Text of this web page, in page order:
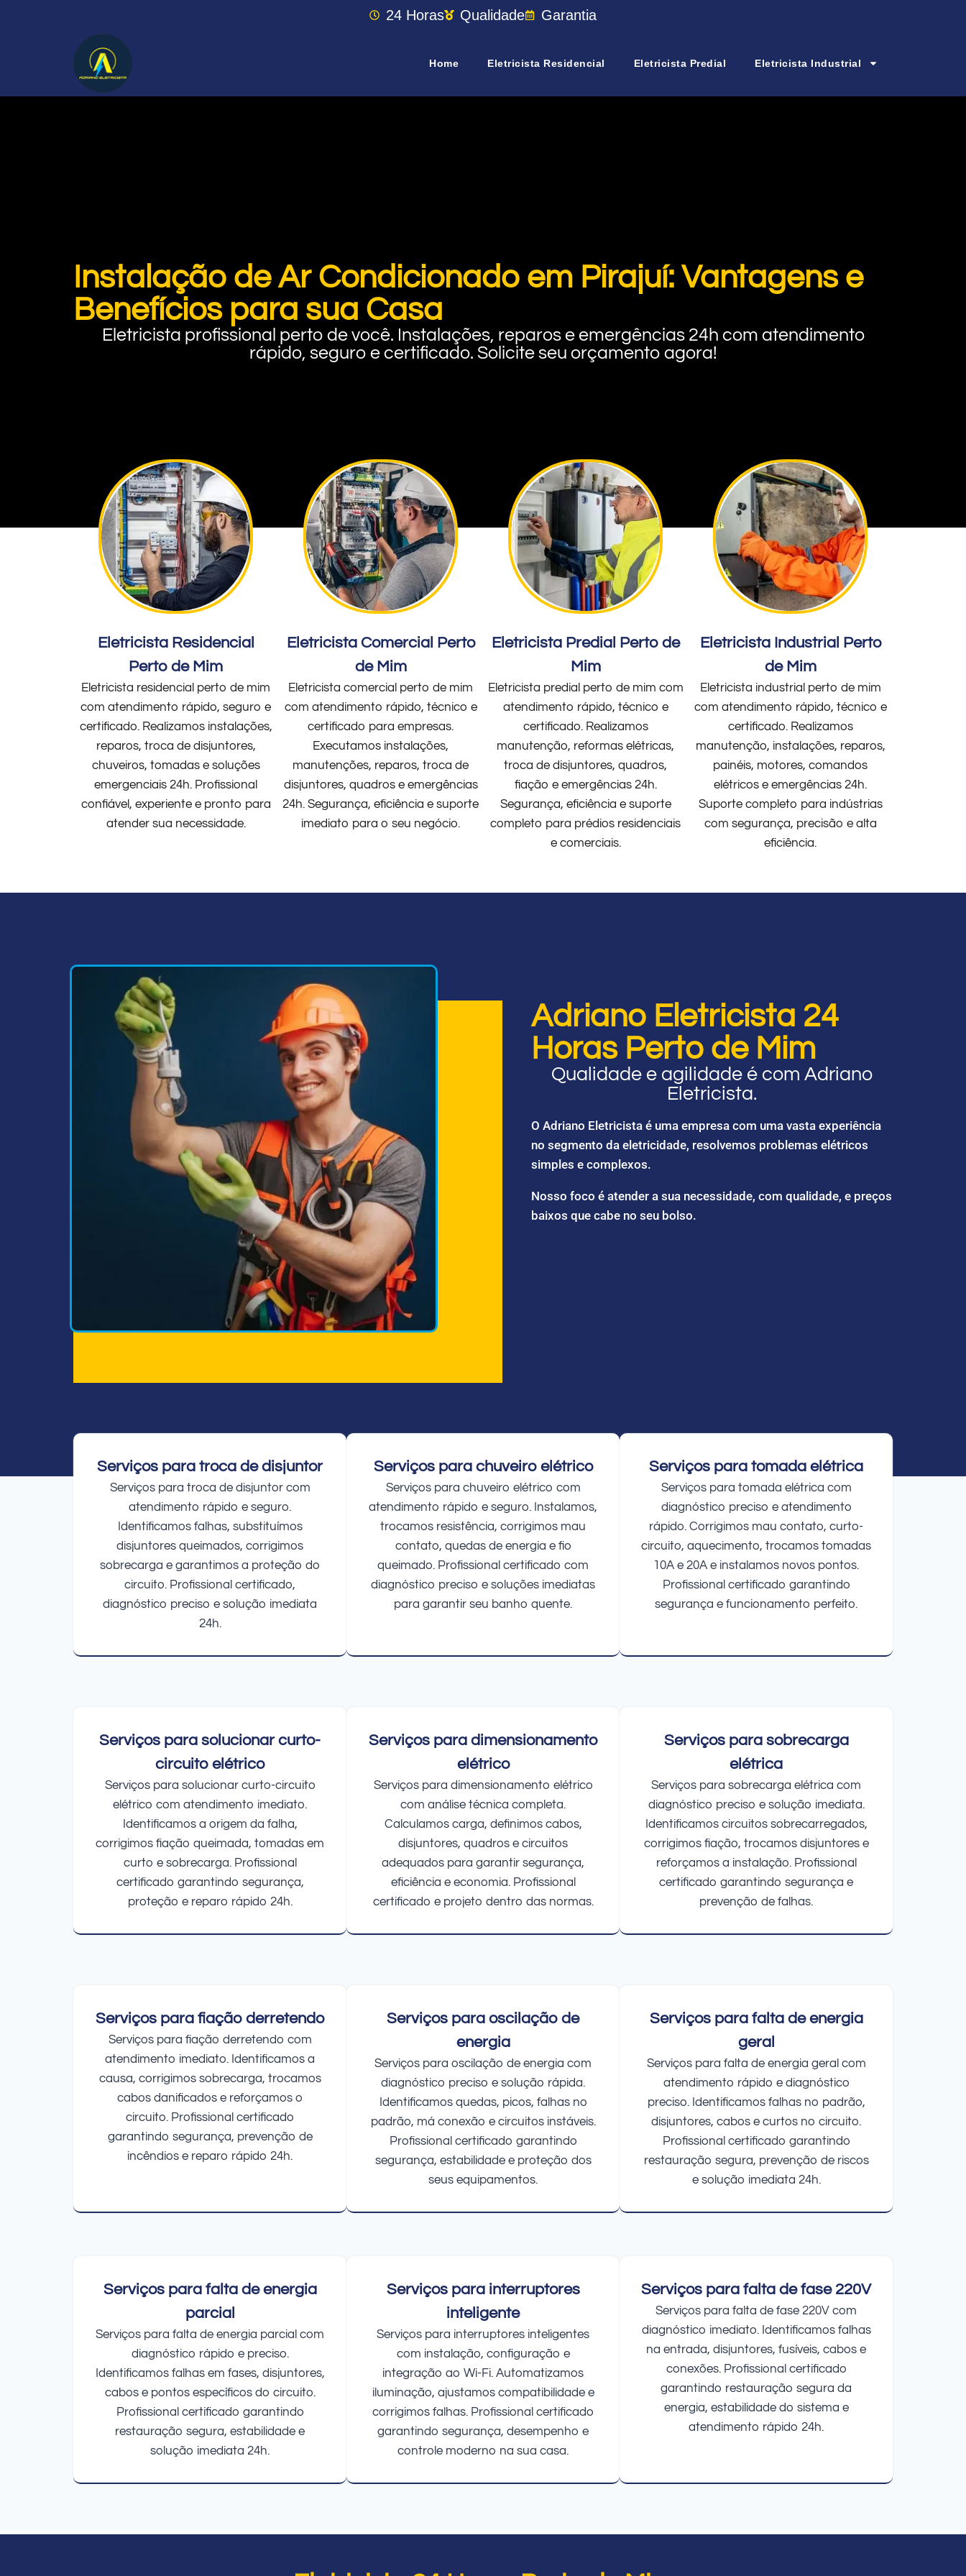
24 Horas Qualidade Garantia
Home Eletricista Residencial Eletricista Predial Eletricista Industrial
Instalação de Ar Condicionado em Pirajuí: Vantagens e
Benefícios para sua Casa
Eletricista profissional perto de você. Instalações, reparos e emergências 24h com atendimento
rápido, seguro e certificado. Solicite seu orçamento agora!
Eletricista Residencial
Perto de Mim
Eletricista residencial perto de mim
com atendimento rápido, seguro e
certificado. Realizamos instalações,
reparos, troca de disjuntores,
chuveiros, tomadas e soluções
emergenciais 24h. Profissional
confiável, experiente e pronto para
atender sua necessidade.
Eletricista Comercial Perto
de Mim
Eletricista comercial perto de mim
com atendimento rápido, técnico e
certificado para empresas.
Executamos instalações,
manutenções, reparos, troca de
disjuntores, quadros e emergências
24h. Segurança, eficiência e suporte
imediato para o seu negócio.
Eletricista Predial Perto de
Mim
Eletricista predial perto de mim com
atendimento rápido, técnico e
certificado. Realizamos
manutenção, reformas elétricas,
troca de disjuntores, quadros,
fiação e emergências 24h.
Segurança, eficiência e suporte
completo para prédios residenciais
e comerciais.
Eletricista Industrial Perto
de Mim
Eletricista industrial perto de mim
com atendimento rápido, técnico e
certificado. Realizamos
manutenção, instalações, reparos,
painéis, motores, comandos
elétricos e emergências 24h.
Suporte completo para indústrias
com segurança, precisão e alta
eficiência.
Adriano Eletricista 24
Horas Perto de Mim
Qualidade e agilidade é com Adriano
Eletricista.
O Adriano Eletricista é uma empresa com uma vasta experiência
no segmento da eletricidade, resolvemos problemas elétricos
simples e complexos.
Nosso foco é atender a sua necessidade, com qualidade, e preços
baixos que cabe no seu bolso.
Serviços para troca de disjuntor
Serviços para troca de disjuntor com
atendimento rápido e seguro.
Identificamos falhas, substituímos
disjuntores queimados, corrigimos
sobrecarga e garantimos a proteção do
circuito. Profissional certificado,
diagnóstico preciso e solução imediata
24h.
Serviços para chuveiro elétrico
Serviços para chuveiro elétrico com
atendimento rápido e seguro. Instalamos,
trocamos resistência, corrigimos mau
contato, quedas de energia e fio
queimado. Profissional certificado com
diagnóstico preciso e soluções imediatas
para garantir seu banho quente.
Serviços para tomada elétrica
Serviços para tomada elétrica com
diagnóstico preciso e atendimento
rápido. Corrigimos mau contato, curto-
circuito, aquecimento, trocamos tomadas
10A e 20A e instalamos novos pontos.
Profissional certificado garantindo
segurança e funcionamento perfeito.
Serviços para solucionar curto-
circuito elétrico
Serviços para solucionar curto-circuito
elétrico com atendimento imediato.
Identificamos a origem da falha,
corrigimos fiação queimada, tomadas em
curto e sobrecarga. Profissional
certificado garantindo segurança,
proteção e reparo rápido 24h.
Serviços para dimensionamento
elétrico
Serviços para dimensionamento elétrico
com análise técnica completa.
Calculamos carga, definimos cabos,
disjuntores, quadros e circuitos
adequados para garantir segurança,
eficiência e economia. Profissional
certificado e projeto dentro das normas.
Serviços para sobrecarga
elétrica
Serviços para sobrecarga elétrica com
diagnóstico preciso e solução imediata.
Identificamos circuitos sobrecarregados,
corrigimos fiação, trocamos disjuntores e
reforçamos a instalação. Profissional
certificado garantindo segurança e
prevenção de falhas.
Serviços para fiação derretendo
Serviços para fiação derretendo com
atendimento imediato. Identificamos a
causa, corrigimos sobrecarga, trocamos
cabos danificados e reforçamos o
circuito. Profissional certificado
garantindo segurança, prevenção de
incêndios e reparo rápido 24h.
Serviços para oscilação de
energia
Serviços para oscilação de energia com
diagnóstico preciso e solução rápida.
Identificamos quedas, picos, falhas no
padrão, má conexão e circuitos instáveis.
Profissional certificado garantindo
segurança, estabilidade e proteção dos
seus equipamentos.
Serviços para falta de energia
geral
Serviços para falta de energia geral com
atendimento rápido e diagnóstico
preciso. Identificamos falhas no padrão,
disjuntores, cabos e curtos no circuito.
Profissional certificado garantindo
restauração segura, prevenção de riscos
e solução imediata 24h.
Serviços para falta de energia
parcial
Serviços para falta de energia parcial com
diagnóstico rápido e preciso.
Identificamos falhas em fases, disjuntores,
cabos e pontos específicos do circuito.
Profissional certificado garantindo
restauração segura, estabilidade e
solução imediata 24h.
Serviços para interruptores
inteligente
Serviços para interruptores inteligentes
com instalação, configuração e
integração ao Wi-Fi. Automatizamos
iluminação, ajustamos compatibilidade e
corrigimos falhas. Profissional certificado
garantindo segurança, desempenho e
controle moderno na sua casa.
Serviços para falta de fase 220V
Serviços para falta de fase 220V com
diagnóstico imediato. Identificamos falhas
na entrada, disjuntores, fusíveis, cabos e
conexões. Profissional certificado
garantindo restauração segura da
energia, estabilidade do sistema e
atendimento rápido 24h.